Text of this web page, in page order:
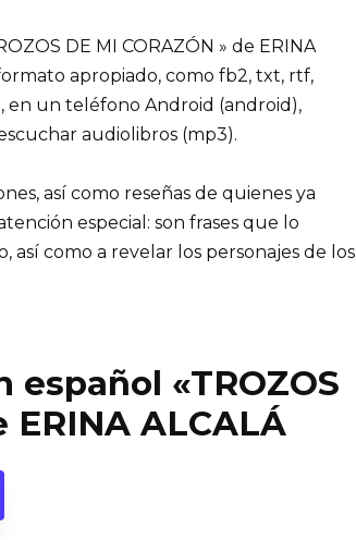
DE MI CORAZÓN » de ERINA
apropiado, como fb2, txt, rtf,
en un teléfono Android (android),
audiolibros (mp3).
así como reseñas de quienes ya
especial: son frases que lo
como a revelar los personajes de los
«TROZOS
ERINA ALCALÁ